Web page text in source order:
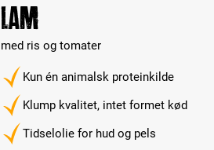
Lam
med ris og tomater
Kun én animalsk proteinkilde
Klump kvalitet, intet formet kød
Tidselolie for hud og pels